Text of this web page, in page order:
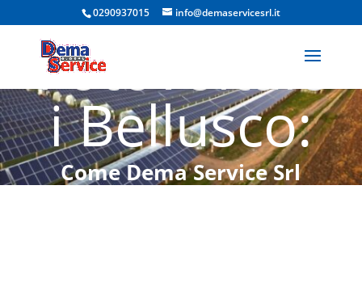
0290937015 info@demaservicesrl.it
Fotovoltaic
i Bellusco:
Come Dema Service Srl
Garantisce Massima